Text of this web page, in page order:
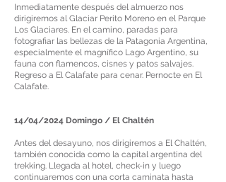
Inmediatamente después del almuerzo nos
dirigiremos al Glaciar Perito Moreno en el Parque
Los Glaciares. En el camino, paradas para
fotografiar las bellezas de la Patagonia Argentina,
especialmente el magnífico Lago Argentino, su
fauna con flamencos, cisnes y patos salvajes.
Regreso a El Calafate para cenar. Pernocte en El
Calafate.
14/04/2024 Domingo / El Chaltén
Antes del desayuno, nos dirigiremos a El Chaltén,
también conocida como la capital argentina del
trekking. Llegada al hotel, check-in y luego
continuaremos con una corta caminata hasta